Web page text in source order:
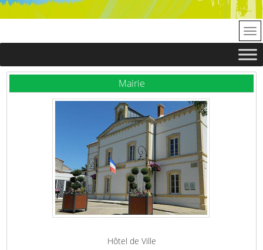
Mairie
Hôtel de Ville